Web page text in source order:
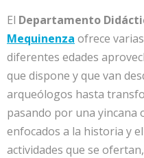
El Departamento
Mequinenza ofrece
diferentes edades
que dispone y que van
arqueólogos hasta
pasando por una yincana
enfocados a la historia y
actividades que se